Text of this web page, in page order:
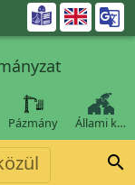

Pázmány Állami k…
